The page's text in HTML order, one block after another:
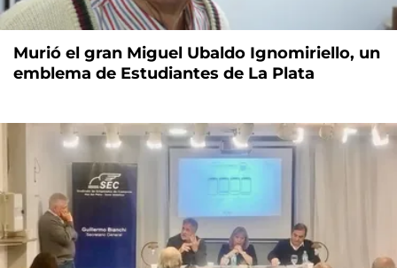
Murió el gran Miguel Ubaldo Ignomiriello, un
emblema de Estudiantes de La Plata